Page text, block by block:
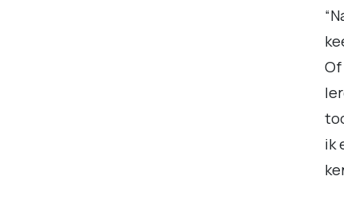
ik